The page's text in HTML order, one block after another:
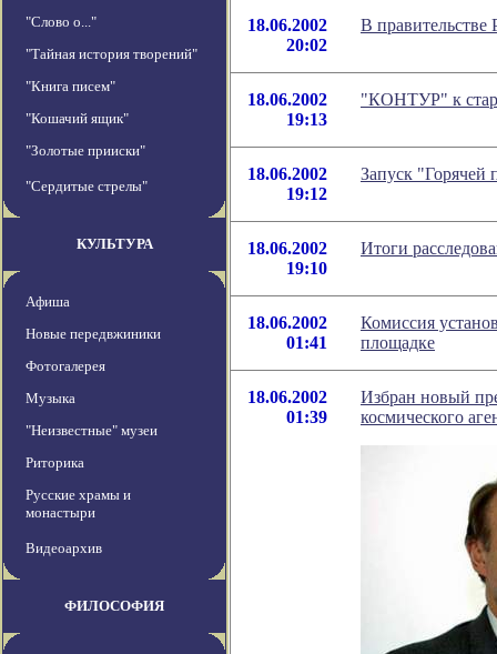
"Слово о..."
"Тайная история творений"
"Книга писем"
"Кошачий ящик"
"Золотые прииски"
"Сердитые стрелы"
КУЛЬТУРА
Афиша
Новые передвжиники
Фотогалерея
Музыка
"Неизвестные" музеи
Риторика
Русские храмы и
монастыри
Видеоархив
ФИЛОСОФИЯ
18.06.2002
20:02
В правительстве
18.06.2002
19:13
"КОНТУР" к
18.06.2002
19:12
Запуск "Горячей
18.06.2002
19:10
Итоги
18.06.2002
01:41
Комиссия
площадке
18.06.2002
01:39
Избран новый
космического